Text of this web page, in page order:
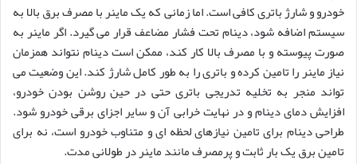
خودرو و شارژ باتری کافی است. اما زمانی که یک ماینر با مصرف برق بالا به
سیستم اضافه شود، دینام تحت فشار مضاعف قرار می گیرد. اگر ماینر به
صورت پیوسته و با مصرف بالا کار کند، ممکن است دینام نتواند همزمان
نیاز ماینر را تامین کرده و باتری را به طور کامل شارژ کند. این وضعیت می
تواند منجر به تخلیه تدریجی باتری حتی در حین روشن بودن خودرو،
افزایش دمای دینام و در نهایت خرابی آن و سایر اجزای برقی خودرو شود.
طراحی دینام برای تامین نیازهای لحظه ای و متناوب خودرو است، نه برای
تامین برق یک بار ثابت و پرمصرف مانند ماینر در طولانی مدت.